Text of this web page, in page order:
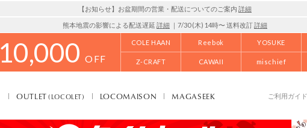
【お知らせ】お盆期間の営業・配送についてのご案内 詳細
熊本地震の影響による配送遅延 詳細 ｜7/30 (木) 14時〜 送料改訂詳細
10,000 OFF
COLE HAAN Reebok YOSUKE
Z-CRAFT CAWAII mischief
OUTLET(LOCOLET) LOCOMAISON MAGASEEK ご利用ガイド